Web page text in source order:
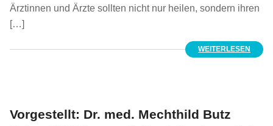
Ärztinnen und Ärzte sollten nicht nur heilen, sondern ihren
[…]
WEITERLESEN
Vorgestellt: Dr. med. Mechthild Butz